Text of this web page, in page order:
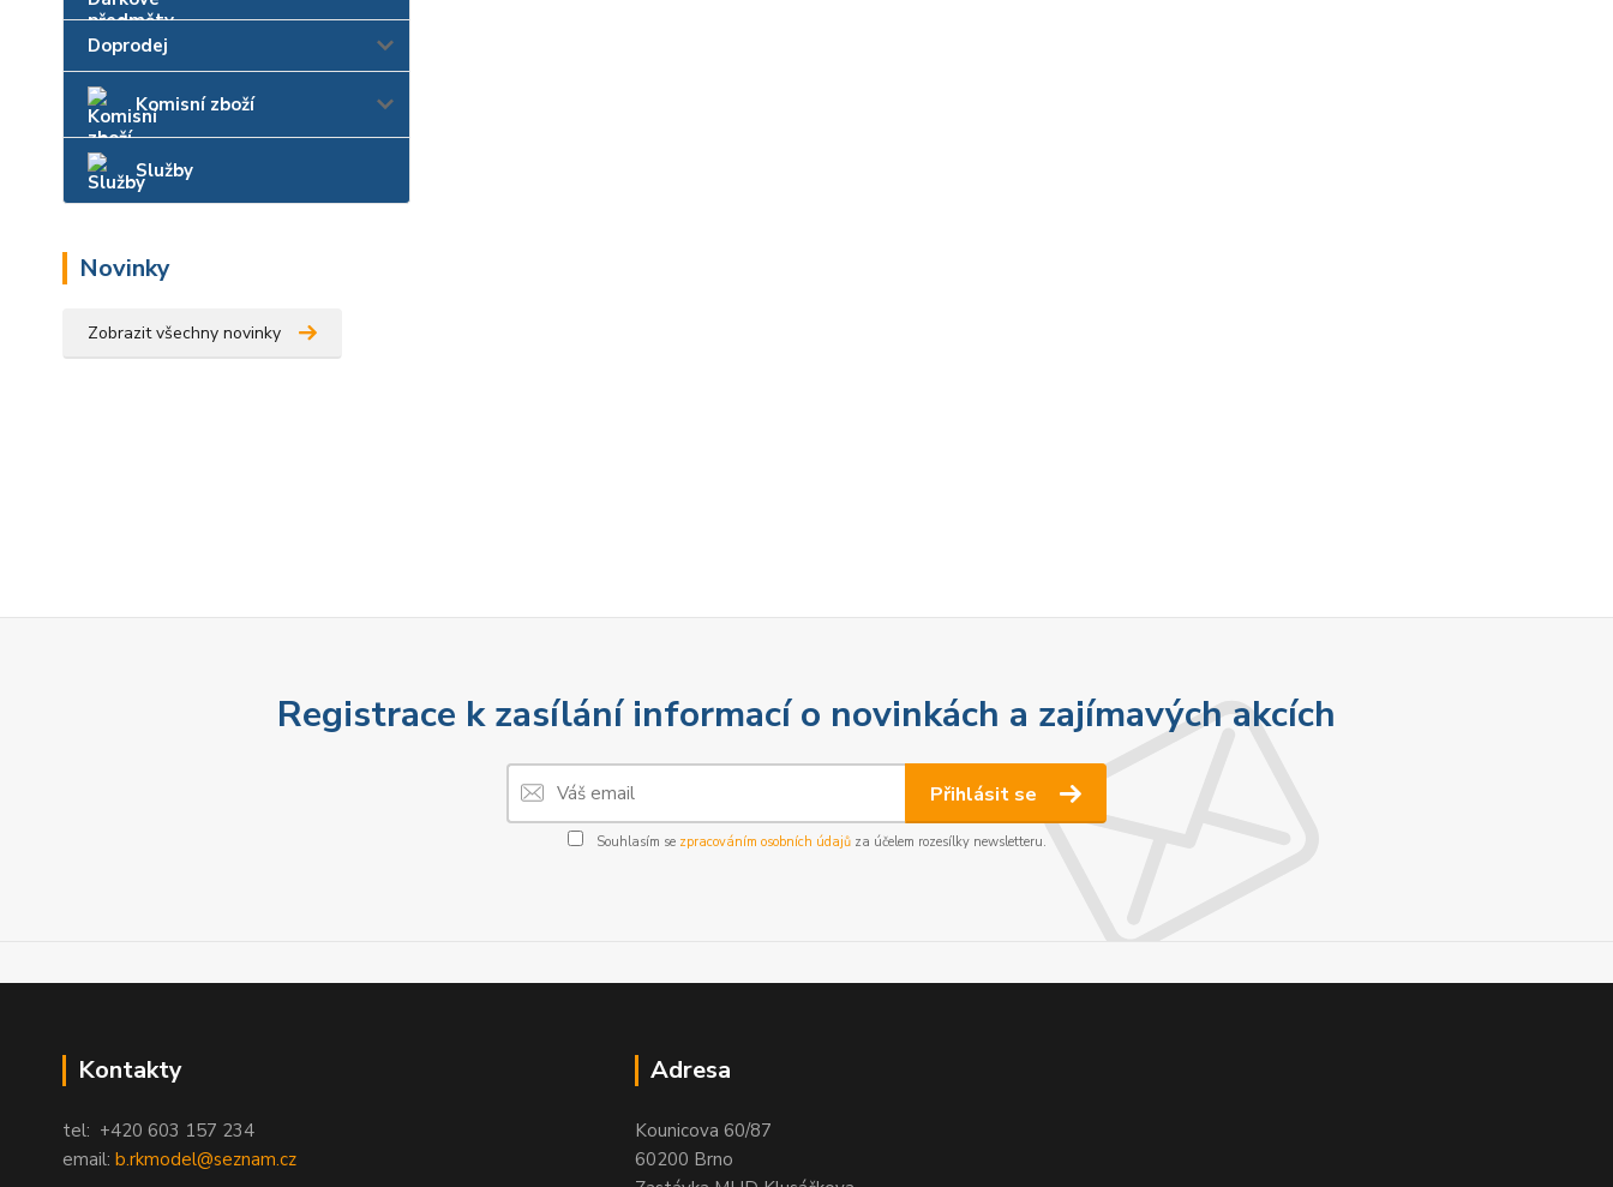
Doprodej
Komisní zboží
Služby
Novinky
Zobrazit všechny novinky
Registrace k zasílání informací o novinkách a zajímavých akcích
Přihlásit se
Souhlasím se zpracováním osobních údajůza účelem rozesílky newsletteru.
Kontakty
tel: +420 603 157 234
email: b.rkmodel@seznam.cz
Adresa
Kounicova 60/87
60200 Brno